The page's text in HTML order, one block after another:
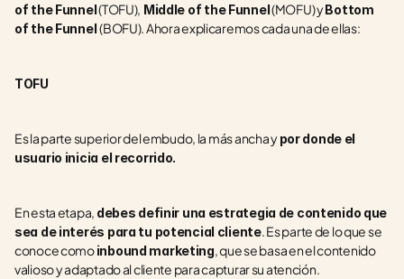
of the Funnel (TOFU), Middle of the Funnel (MOFU) y Bottom
of the Funnel (BOFU). Ahora explicaremos cada una de ellas:
TOFU
Es la parte superior del embudo, la más ancha y por donde el
usuario inicia el recorrido.
En esta etapa, debes definir una estrategia de contenido que
sea de interés para tu potencial cliente. Es parte de lo que se
conoce como inbound marketing, que se basa en el contenido
valioso y adaptado al cliente para capturar su atención.